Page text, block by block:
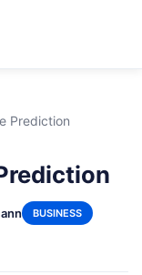
Prediction
BUSINESS